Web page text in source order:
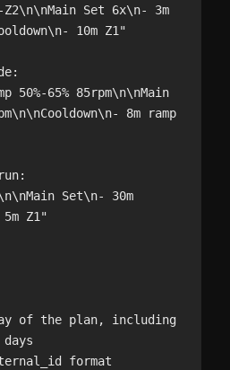
Z2\n\nMain Set 6x\n- 3m
10m Z1"
50%-65% 85rpm\n\nMain
8m ramp
Set\n- 30m
Z1"
of the plan, including
format